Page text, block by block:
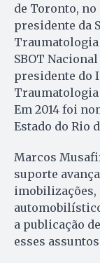
de Toronto, no
presidente da
Traumatologia
SBOT
presidente do
Traumatologia
Em 2014 foi
Estado do Rio
Marcos
suporte
imobilizações,
a publicação
esses